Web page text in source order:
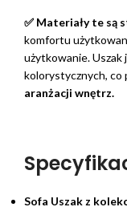
✅ Materiały te są
komfortu
użytkowanie.
kolorystycznych, co
aranżacji wnętrz.
Sofa Uszak z